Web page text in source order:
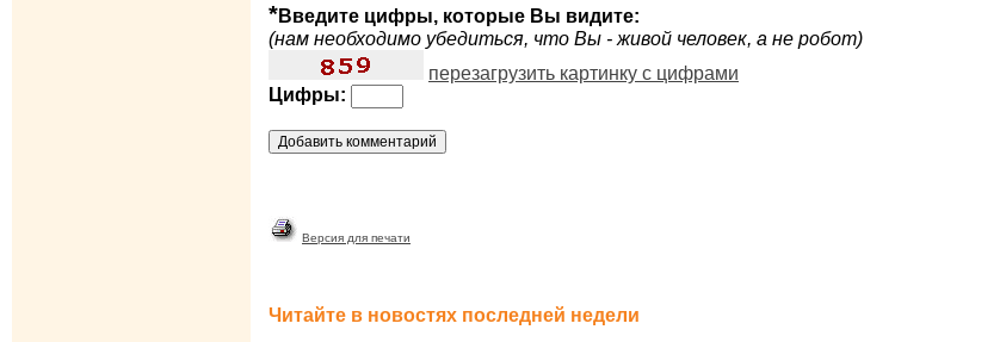
*Введите цифры, которые Вы видите:
(нам необходимо убедиться, что Вы - живой человек, а не робот)
перезагрузить картинку с цифрами
Цифры:
Версия для печати
Читайте в новостях последней недели